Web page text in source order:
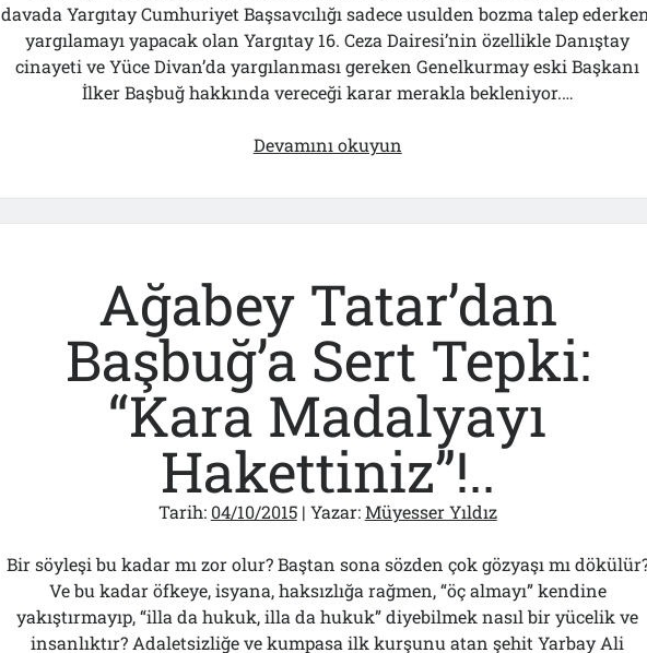
davada Yargıtay Cumhuriyet Başsavcılığı sadece usulden bozma talep
yargılamayı yapacak olan Yargıtay 16. Ceza Dairesi’nin özellikle Danıştay
cinayeti ve Yüce Divan’da yargılanması gereken Genelkurmay eski Başkanı
İlker Başbuğ hakkında vereceği karar merakla bekleniyor.…
Devamını okuyun
Ağabey Tatar’dan
Başbuğ’a Sert Tepki:
“Kara Madalyayı
Hakettiniz”!..
Tarih: 04/10/2015| Yazar:Müyesser Yıldız
Bir söyleşi bu kadar mı zor olur? Baştan sona sözden çok gözyaşı mı
Ve bu kadar öfkeye, isyana, haksızlığa rağmen, “öç almayı” kendine
yakıştırmayıp, “illa da hukuk, illa da hukuk” diyebilmek nasıl bir yücelik ve
insanlıktır? Adaletsizliğe ve kumpasa ilk kurşunu atan şehit Yarbay Ali